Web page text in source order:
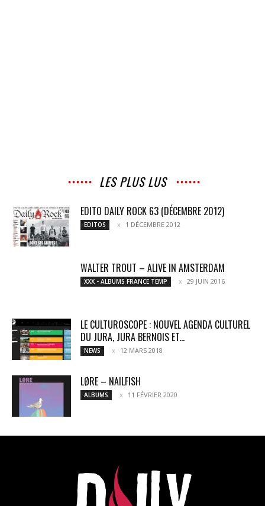
LES PLUS LUS
EDITO DAILY ROCK 63 (DÉCEMBRE 2012)
EDITOS 1 DÉCEMBRE 2012
WALTER TROUT – ALIVE IN AMSTERDAM
XXX - ALBUMS FRANCE TEMP 29 JUIN 2016
LE CULTUROSCOPE : NOUVEL AGENDA CULTUREL
DU JURA, JURA BERNOIS ET...
NEWS 12 MARS 2018
LØRE – NAILFISH
ALBUMS 11 FÉVRIER 2020